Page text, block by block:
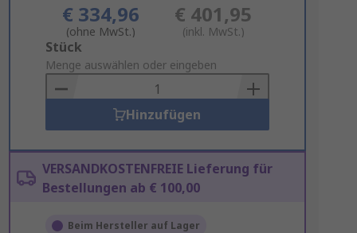
€ 334,96
(ohne MwSt.)
€ 401,95
(inkl. MwSt.)
Add
to
Basket
Stück
Menge auswählen oder eingeben
Hinzufügen
VERSANDKOSTENFREIE Lieferung für
Bestellungen ab € 100,00
Beim Hersteller auf Lager